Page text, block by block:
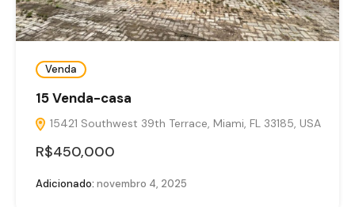
Venda
15 Venda-casa
15421 Southwest 39th Terrace, Miami, FL 33185, USA
R$450,000
Adicionado: novembro 4, 2025